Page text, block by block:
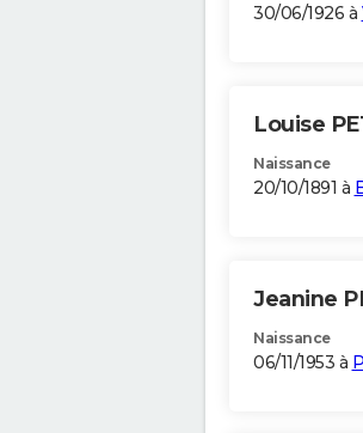
30/06/1926 à
Louise
Naissance
20/10/1891 à
Jeanine
Naissance
06/11/1953 à